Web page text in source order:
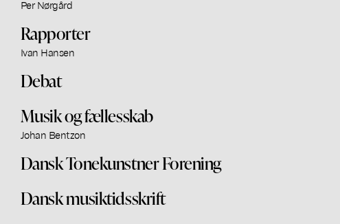
Per Nørgård
Rapporter
Ivan Hansen
Debat
Musik og fællesskab
Johan Bentzon
Dansk Tonekunstner Forening
Dansk musiktidsskrift